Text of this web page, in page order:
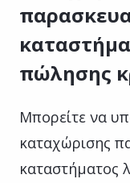
πώλησης
Μπορείτε να
καταχώρισης
καταστήματος